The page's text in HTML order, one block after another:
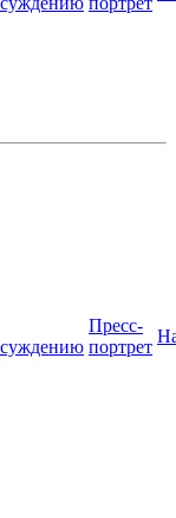
Пресс-
портрет